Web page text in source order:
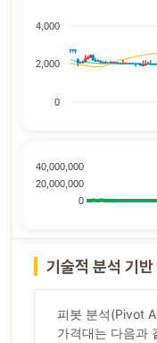
4,000
2,000
0
40,000,000
20,000,000
0
기술적 분석 기
피봇 분석(Pivot
가격대는 다음과